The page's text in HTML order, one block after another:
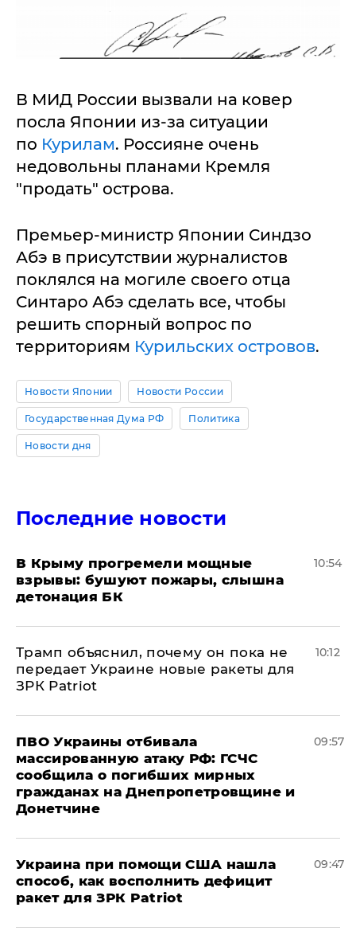
В МИД России вызвали на ковер
посла Японии из-за ситуации
по Курилам. Россияне очень
недовольны планами Кремля
"продать" острова.
Премьер-министр Японии Синдзо
Абэ в присутствии журналистов
поклялся на могиле своего отца
Синтаро Абэ сделать все, чтобы
решить спорный вопрос по
территориям Курильских островов.
Новости Японии Новости России
Государственная Дума РФ Политика
Новости дня
Последние новости
В Крыму прогремели мощные
взрывы: бушуют пожары, слышна
детонация БК
10:54
Трамп объяснил, почему он пока не
передает Украине новые ракеты для
ЗРК Patriot
10:12
ПВО Украины отбивала
массированную атаку РФ: ГСЧС
сообщила о погибших мирных
гражданах на Днепропетровщине и
Донетчине
09:57
Украина при помощи США нашла
способ, как восполнить дефицит
ракет для ЗРК Patriot
09:47